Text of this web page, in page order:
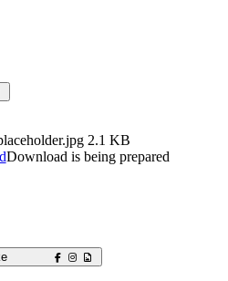
2.1 KB
Download is being prepared